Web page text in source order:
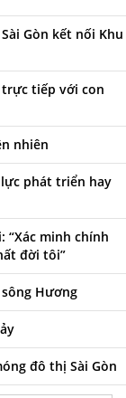
Gòn kết nối Khu
trực tiếp với con
nhiên
phát triển hay
“Xác minh chính
đời tôi”
Hương
đô thị Sài Gòn